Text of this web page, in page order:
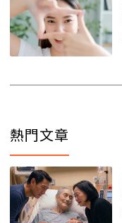
熱門文章